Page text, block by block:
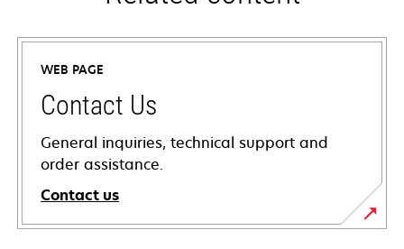
WEB PAGE
Contact Us
General inquiries, technical support and
order assistance.
Contact us